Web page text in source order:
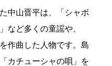
中山晋平は、「シャボ
など多くの童謡や、
作曲した人物です。島
カチューシャの唄」を